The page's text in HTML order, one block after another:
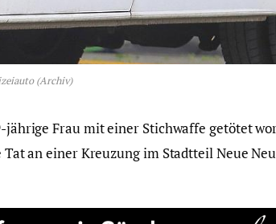
(Archiv)
Frau mit einer Stichwaffe getötet
an einer Kreuzung im Stadtteil Neue